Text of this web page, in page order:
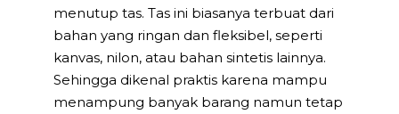
menutup tas. Tas ini biasanya terbuat dari
bahan yang ringan dan fleksibel, seperti
kanvas, nilon, atau bahan sintetis lainnya.
Sehingga dikenal praktis karena mampu
menampung banyak barang namun tetap